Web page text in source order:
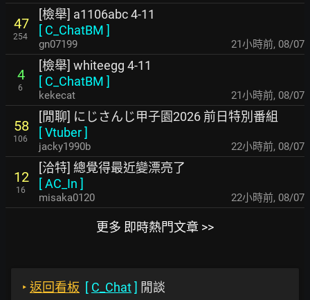
47
254
[檢舉] a1106abc 4-11
[ C_ChatBM ]
gn07199 21小時前, 08/07
4
6
[檢舉] whiteegg 4-11
[ C_ChatBM ]
kekecat 21小時前, 08/07
58
106
[閒聊] にじさんじ甲子園2026 前日特別番組
[Vtuber]
jacky1990b 22小時前, 08/07
12
16
[洽特] 總覺得最近變漂亮了
[AC_In ]
misaka0120 22小時前, 08/07
更多 即時熱門文章 >>
‣ 返回看板 [ C_Chat] 閒談